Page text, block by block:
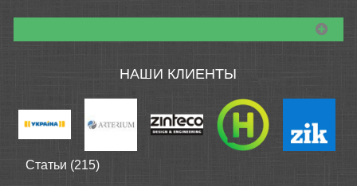
НАШИ КЛИЕНТЫ
Статьи (215)